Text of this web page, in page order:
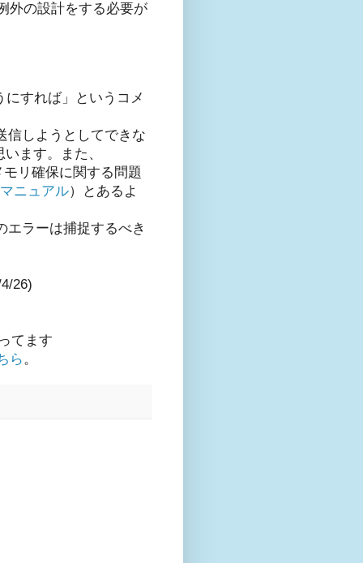
外の設計をする必要が
すれば」というコメ
信しようとしてできな
ます。また、
リ確保に関する問題
マニュアル）とあるよ
エラーは捕捉するべき
26)
てます
ら